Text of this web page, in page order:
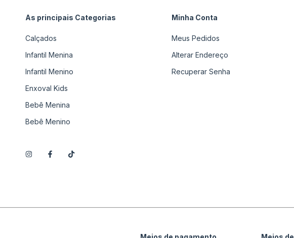
As principais Categorias
Calçados
Infantil Menina
Infantil Menino
Enxoval Kids
Bebê Menina
Bebê Menino
Minha Conta
Meus Pedidos
Alterar Endereço
Recuperar Senha